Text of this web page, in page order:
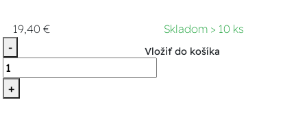
19,40 €
Skladom > 10 ks
-
+
Vložiť do košíka